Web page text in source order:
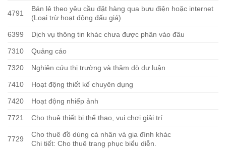
4791
Bán lẻ theo yêu cầu đặt hàng qua bưu điện hoặc internet
(Loại trừ hoạt động đấu giá)
6399 Dịch vụ thông tin khác chưa được phân vào đâu
7310 Quảng cáo
7320 Nghiên cứu thị trường và thăm dò dư luận
7410 Hoạt động thiết kế chuyên dụng
7420 Hoạt động nhiếp ảnh
7721 Cho thuê thiết bị thể thao, vui chơi giải trí
7729
Cho thuê đồ dùng cá nhân và gia đình khác
Chi tiết: Cho thuê trang phục biểu diễn.